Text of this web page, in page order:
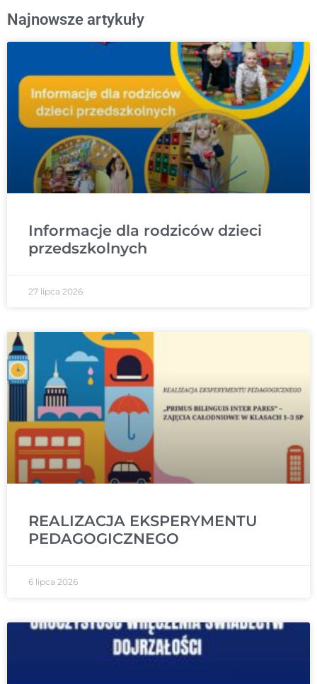
Najnowsze artykuły
Informacje dla rodziców dzieci
przedszkolnych
27 lipca 2026
REALIZACJA EKSPERYMENTU
PEDAGOGICZNEGO
6 lipca 2026